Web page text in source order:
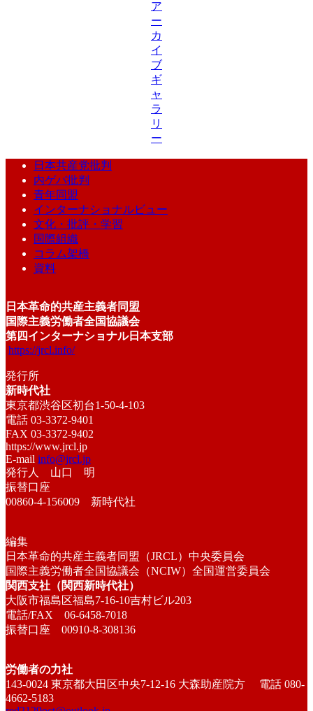
ア
ー
カ
イ
ブ
ギ
ャ
ラ
リ
ー
日本共産党批判
内ゲバ批判
青年同盟
インターナショナルビュー
文化・批評・学習
国際組織
コラム架橋
資料
日本革命的共産主義者同盟
国際主義労働者全国協議会
第四インターナショナル日本支部
https://jrcl.info/
発行所
新時代社
東京都渋谷区初台1-50-4-103
電話 03-3372-9401
FAX 03-3372-9402
https://www.jrcl.jp
E-mail info@jrcl.jp
発行人 山口 明
振替口座
00860-4-156009 新時代社
編集
日本革命的共産主義者同盟（JRCL）中央委員会
国際主義労働者全国協議会（NCIW）全国運営委員会
関西支社（関西新時代社）
大阪市福島区福島7-16-10吉村ビル203
電話/FAX 06-6458-7018
振替口座 00910-8-308136
労働者の力社
143-0024 東京都大田区中央7-12-16 大森助産院方 電話 080-
4662-5183